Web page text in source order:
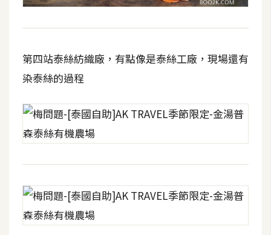
第四站泰絲紡織廠，有點像是泰絲工廠，現場還有
染泰絲的過程